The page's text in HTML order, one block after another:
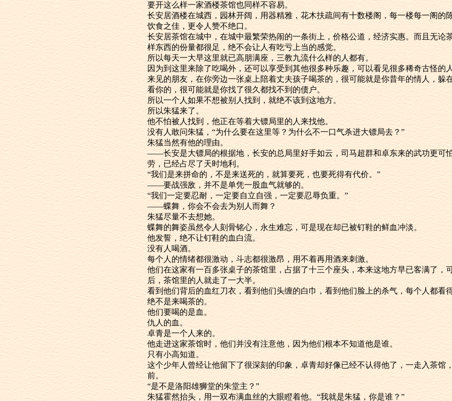
要开这么样一家酒楼茶馆也同样不容易。
长安居酒楼在城西，园林开阔，用器精雅，花木扶疏间有十数楼阁，每一楼每一阁
饮食之佳，更令人赞不绝口。
长安居茶馆在城中，在城中最繁荣热闹的一条街上，价格公道，经济实惠。而且无
样东西的份量都很足，绝不会让人有吃亏上当的感觉。
所以每天一大早这里就已高朋满座，三教九流什么样的人都有。
因为到这里来除了吃喝外，还可以享受到其他很多种乐趣，可以看见很多稀奇古怪
来见的朋友，在你旁边一张桌上陪着丈夫孩子喝茶的，很可能就是你昔年的情人，躲
看你的，很可能就是你找了很久都找不到的债户。
所以一个人如果不想被别人找到，就绝不该到这地方。
所以朱猛来了。
他不怕被人找到，他正在等着大镖局里的人来找他。
没有人敢问朱猛，“为什么要在这里等？为什么不一口气杀进大镖局去？”
朱猛当然有他的理由。
——长安是大镖局的根据地，长安的总局里好手如云，司马超群和卓东来的武功更可
劳，已经占尽了天时地利。
“我们是来拼命的，不是来送死的，就算要死，也要死得有代价。”
——要战强敌，并不是单凭一股血气就够的。
“我们一定要忍耐，一定要自立自强，一定要忍辱负重。”
——蝶舞，你会不会去为别人而舞？
朱猛尽量不去想她。
蝶舞的舞姿虽然令人刻骨铭心，永生难忘，可是现在却已被钉鞋的鲜血冲淡。
他发誓，绝不让钉鞋的血白流。
没有人喝酒。
每个人的情绪都很激动，斗志都很激昂，用不着再用酒来刺激。
他们在这家有一百多张桌子的茶馆里，占据了十三个座头，本来这地方早已客满了
后，茶馆里的人就走了一大半。
看到他们背后的血红刀衣，看到他们头缠的白巾，看到他们脸上的杀气，每个人都
绝不是来喝茶的。
他们要喝的是血。
仇人的血。
卓青是一个人来的。
他走进这家茶馆时，他们并没有注意他，因为他们根本不知道他是谁。
只有小高知道。
这个少年人曾经让他留下了很深刻的印象，卓青却好像已经不认得他了，一走入茶
前。
“是不是洛阳雄狮堂的朱堂主？”
朱猛霍然抬头，用一双布满血丝的大眼瞪着他。“我就是朱猛，你是谁？”